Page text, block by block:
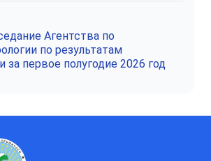
Агентства по
по результатам
за первое полугодие 2026 год